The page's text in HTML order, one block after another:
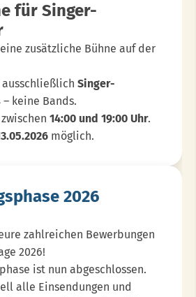
für Singer-
zusätzliche Bühne auf der
ausschließlich Singer-
– keine Bands.
14:00 und 19:00 Uhr.
möglich.
2026
zahlreichen Bewerbungen
2026!
ist nun abgeschlossen.
alle Einsendungen und